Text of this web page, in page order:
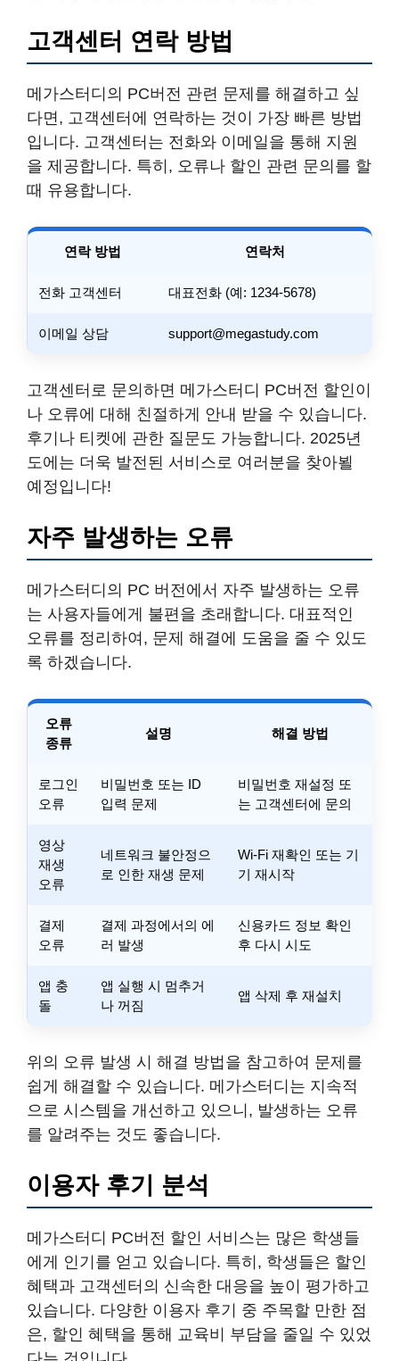
고객센터 연락 방법
메가스터디의 PC버전 관련 문제를 해결하고 싶
다면, 고객센터에 연락하는 것이 가장 빠른 방법
입니다. 고객센터는 전화와 이메일을 통해 지원
을 제공합니다. 특히, 오류나 할인 관련 문의를 할
때 유용합니다.
연락 방법 연락처
전화 고객센터 대표전화 (예: 1234-5678)
이메일 상담 support@megastudy.com
고객센터로 문의하면 메가스터디 PC버전 할인이
나 오류에 대해 친절하게 안내 받을 수 있습니다.
후기나 티켓에 관한 질문도 가능합니다. 2025년
도에는 더욱 발전된 서비스로 여러분을 찾아뵐
예정입니다!
자주 발생하는 오류
메가스터디의 PC 버전에서 자주 발생하는 오류
는 사용자들에게 불편을 초래합니다. 대표적인
오류를 정리하여, 문제 해결에 도움을 줄 수 있도
록 하겠습니다.
오류
종류
설명 해결 방법
로그인
오류
비밀번호 또는 ID
입력 문제
비밀번호 재설정 또
는 고객센터에 문의
영상
재생
오류
네트워크 불안정으
로 인한 재생 문제
Wi-Fi 재확인 또는 기
기 재시작
결제
오류
결제 과정에서의 에
러 발생
신용카드 정보 확인
후 다시 시도
앱 충
돌
앱 실행 시 멈추거
나 꺼짐
앱 삭제 후 재설치
위의 오류 발생 시 해결 방법을 참고하여 문제를
쉽게 해결할 수 있습니다. 메가스터디는 지속적
으로 시스템을 개선하고 있으니, 발생하는 오류
를 알려주는 것도 좋습니다.
이용자 후기 분석
메가스터디 PC버전 할인 서비스는 많은 학생들
에게 인기를 얻고 있습니다. 특히, 학생들은 할인
혜택과 고객센터의 신속한 대응을 높이 평가하고
있습니다. 다양한 이용자 후기 중 주목할 만한 점
은, 할인 혜택을 통해 교육비 부담을 줄일 수 있었